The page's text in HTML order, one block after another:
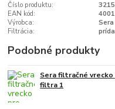
Číslo produktu:
EAN kód:
Výrobca:
Sera
Filtrácia:
Podobné produkty
Sera filtračné
filtra 1